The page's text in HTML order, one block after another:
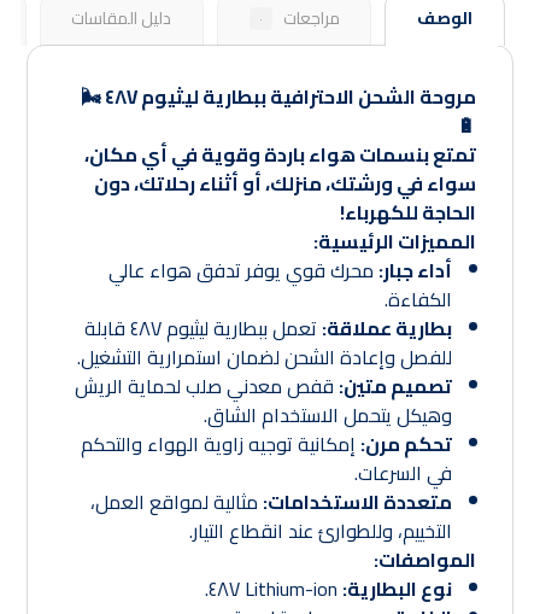
الوصف مراجعات ٠ دليل المقاسات
مروحة الشحن الاحترافية ببطارية ليثيوم ٤٨V 🌬️
🔋
تمتع بنسمات هواء باردة وقوية في أي مكان،
سواء في ورشتك، منزلك، أو أثناء رحلاتك، دون
الحاجة للكهرباء!
المميزات الرئيسية:
أداء جبار: محرك قوي يوفر تدفق هواء عالي
الكفاءة.
بطارية عملاقة:
تعمل ببطارية ليثيوم ٤٨V قابلة
للفصل وإعادة الشحن لضمان استمرارية التشغيل.
تصميم متين: قفص معدني صلب لحماية الريش
وهيكل يتحمل الاستخدام الشاق.
تحكم مرن: إمكانية توجيه زاوية الهواء والتحكم
في السرعات.
متعددة الاستخدامات: مثالية لمواقع العمل،
التخييم، وللطوارئ عند انقطاع التيار.
المواصفات:
نوع البطارية: